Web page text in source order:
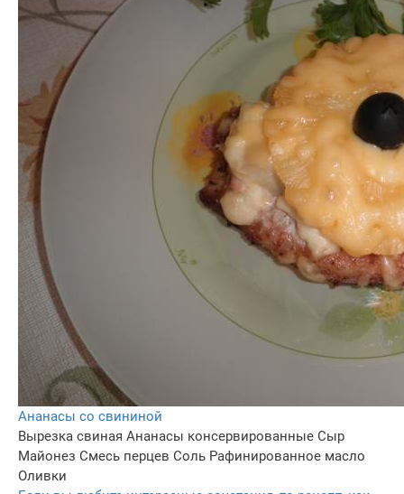
Ананасы со свининой
Вырезка свиная Ананасы консервированные Сыр
Майонез Смесь перцев Соль Рафинированное масло
Оливки